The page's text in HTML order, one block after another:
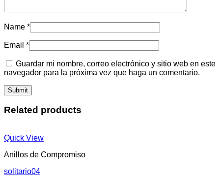
Name *
Email *
Guardar mi nombre, correo electrónico y sitio web en este
navegador para la próxima vez que haga un comentario.
Related products
Quick View
Anillos de Compromiso
solitario04